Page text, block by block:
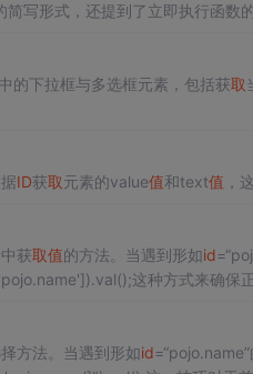
简写形式，还提到了立即执行函数
的下拉框与多选框元素，包括获取
ID获取元素的value值和text值 ，
获取值的方法。当遇到形如id
这种方式来确保
方法。当遇到形如id